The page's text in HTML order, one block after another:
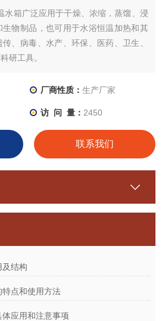
水箱广泛应用于干燥、浓缩，蒸馏、浸
物制品，也可用于水浴恒温加热和其
、病毒、水产、环保、医药、卫生、
研工具。
厂商性质： 生产厂家
访 问 量： 2450
联系我们
及结构
点和使用方法
应用和注意事项